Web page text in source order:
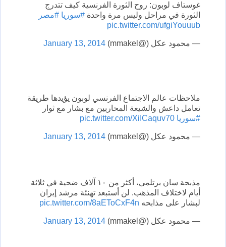
غوستاف لوبون: روح الثورة الفرنسية كيف تتدرج
الثورة في مراحل وليس مرة واحدة #سوريا #مصر
pic.twitter.com/ufgiYouuub
— محمود عكل (@mmakel) January 13, 2014
ملاحظات عالم الاجتماع الفرنسي لوبون يؤيدها طريقة
تعامل داعش والشيعة المحاربين مع بشار مع ثوار
#سوريا pic.twitter.com/XiICaquv70
— محمود عكل (@mmakel) January 13, 2014
مذبحة سان برتلمي، أكثر من ١٠ آلاف ضحية في ثلاثة
أيام لاختلاف المذهب. لن أستبعد تهنئة مرشد إيران
لبشار على مذابحه pic.twitter.com/8aEToCxF4n
— محمود عكل (@mmakel) January 13, 2014